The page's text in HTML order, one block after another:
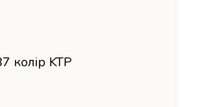
колір KTP